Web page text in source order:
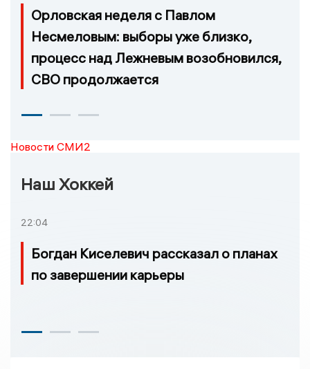
Орловская неделя с Павлом
Несмеловым: выборы уже близко,
процесс над Лежневым возобновился,
СВО продолжается
Новости СМИ2
Наш Хоккей
22:04
Богдан Киселевич рассказал о планах
по завершении карьеры